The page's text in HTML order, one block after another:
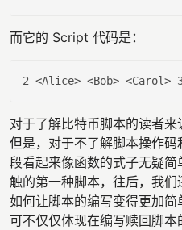
而它的 Script 代码是：
2 <Alice> <Bob> <Carol>
对于了解比特币脚本的读者来
但是，对于不了解脚本操作
段看起来像函数的式子无疑
触的第一种脚本，往后，我
如何让脚本的编写变得更加
可不仅仅体现在编写赎回脚